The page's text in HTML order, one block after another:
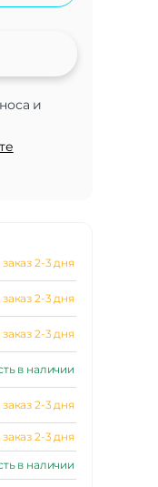
и
2-3 дня
2-3 дня
2-3 дня
в наличии
2-3 дня
2-3 дня
в наличии